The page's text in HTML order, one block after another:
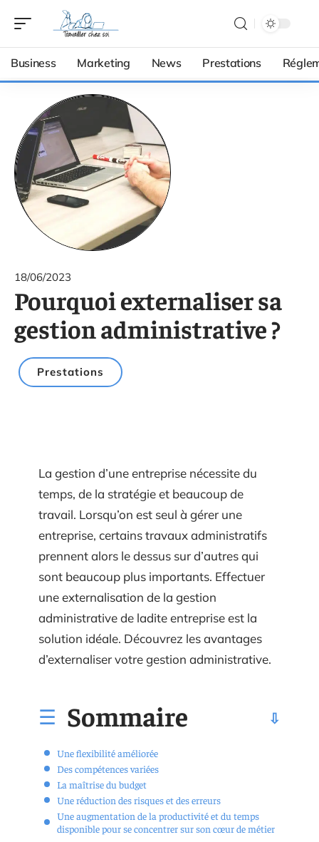
Business Marketing News Prestations
18/06/2023
Pourquoi externaliser sa
gestion administrative ?
Prestations
La gestion d’une entreprise nécessite du
temps, de la stratégie et beaucoup de
travail. Lorsqu’on est seul à gérer une
entreprise, certains travaux administratifs
prennent alors le dessus sur d’autres qui
sont beaucoup plus importants. Effectuer
une externalisation de la gestion
administrative de ladite entreprise est la
solution idéale. Découvrez les avantages
d’externaliser votre gestion administrative.
Sommaire
Une flexibilité améliorée
Des compétences variées
La maîtrise du budget
Une réduction des risques et des erreurs
Une augmentation de la productivité et du temps
disponible pour se concentrer sur son cœur de métier